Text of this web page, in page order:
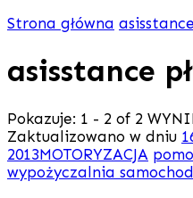
Strona główna
asisstance
Pokazuje: 1 - 2 of 2
Zaktualizowano w dniu
2013MOTORYZACJA
wypożyczalnia